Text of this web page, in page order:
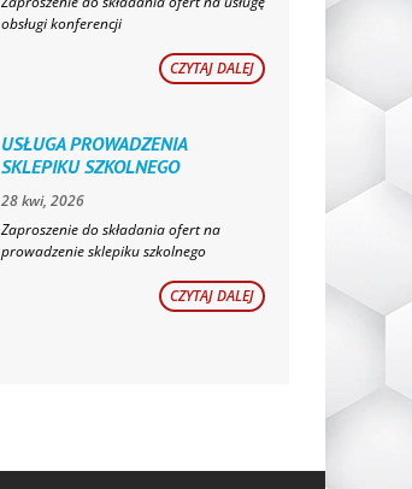
obsługi konferencji
CZYTAJ DALEJ
USŁUGA PROWADZENIA
SKLEPIKU SZKOLNEGO
28 kwi, 2026
Zaproszenie do składania ofert na
prowadzenie sklepiku szkolnego
CZYTAJ DALEJ